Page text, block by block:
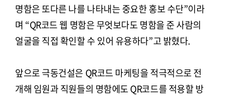
명함은 또다른 나를 나타내는 중요한 홍보 수단”이라
며 “QR코드 웹 명함은 무엇보다도 명함을 준 사람의
얼굴을 직접 확인할 수 있어 유용하다”고 밝혔다.
앞으로 극동건설은 QR코드 마케팅을 적극적으로 전
개해 임원과 직원들의 명함에도 QR코드를 적용할 방